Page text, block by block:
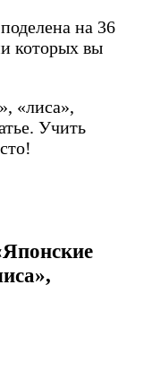
на 36
которых вы
«лиса»,
Учить